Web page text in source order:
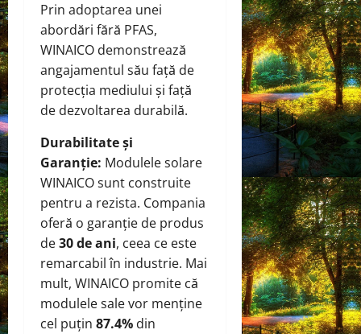
Prin adoptarea unei
abordări fără PFAS,
WINAICO demonstrează
angajamentul său față de
protecția mediului și față
de dezvoltarea durabilă.
Durabilitate și
Garanție: Modulele solare
WINAICO sunt construite
pentru a rezista. Compania
oferă o garanție de produs
de30 de ani, ceea ce este
remarcabil în industrie. Mai
mult, WINAICO promite că
modulele sale vor menține
cel puțin 87.4% din